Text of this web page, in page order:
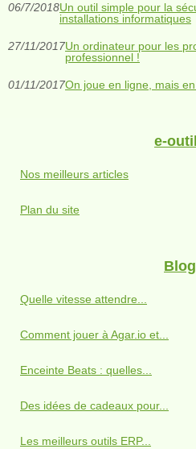
06/7/2018Un outil simple pour la
installations informatiques
27/11/2017Un ordinateur pour les
professionnel !
01/11/2017On joue en ligne, mais
e-
Nos meilleurs articles
Plan du site
Blog
Quelle vitesse attendre...
Comment jouer à Agar.io et...
Enceinte Beats : quelles...
Des idées de cadeaux pour...
Les meilleurs outils ERP...